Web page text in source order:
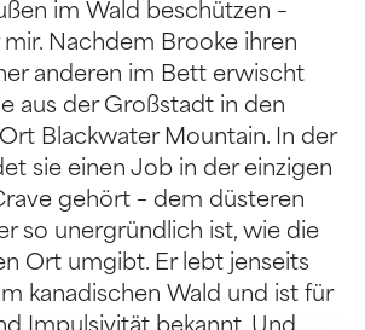
im Wald beschützen –
Nachdem Brooke ihren
anderen im Bett erwischt
aus der Großstadt in den
Blackwater Mountain. In der
sie einen Job in der einzigen
gehört – dem düsteren
so unergründlich ist, wie die
Ort umgibt. Er lebt jenseits
kanadischen Wald und ist für